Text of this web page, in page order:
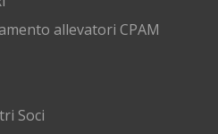
allevatori CPAM
Soci